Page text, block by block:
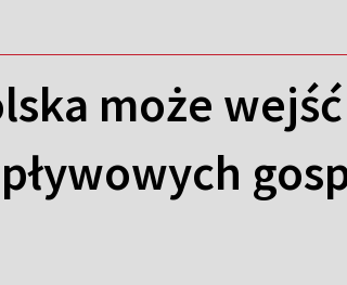
może